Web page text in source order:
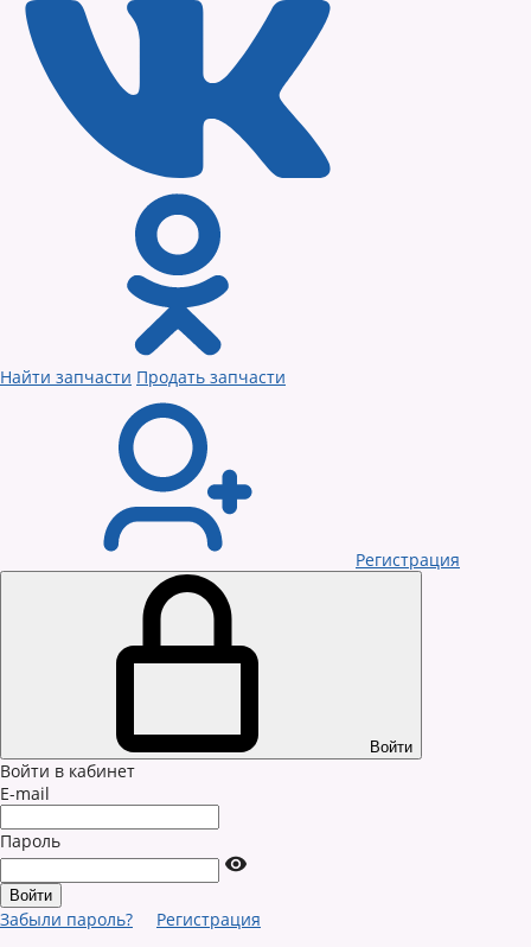
Найти запчасти Продать запчасти
Регистрация
Войти
Войти в кабинет
E-mail
Пароль
Забыли пароль? Регистрация